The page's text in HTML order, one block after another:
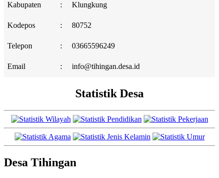
Kabupaten : Klungkung
Kodepos : 80752
Telepon : 03665596249
Email : info@tihingan.desa.id
Statistik Desa
Desa Tihingan